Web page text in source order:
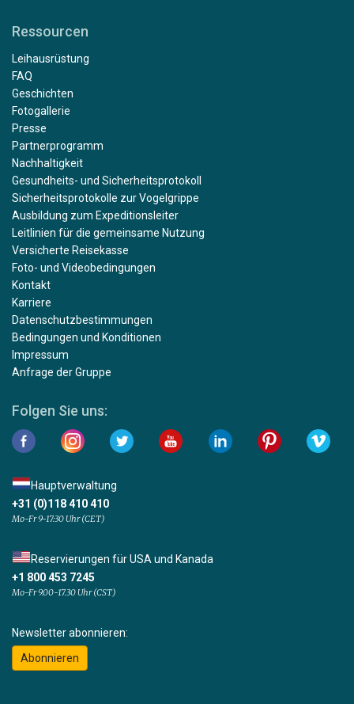
Ressourcen
Leihausrüstung
FAQ
Geschichten
Fotogallerie
Presse
Partnerprogramm
Nachhaltigkeit
Gesundheits- und Sicherheitsprotokoll
Sicherheitsprotokolle zur Vogelgrippe
Ausbildung zum Expeditionsleiter
Leitlinien für die gemeinsame Nutzung
Versicherte Reisekasse
Foto- und Videobedingungen
Kontakt
Karriere
Datenschutzbestimmungen
Bedingungen und Konditionen
Impressum
Anfrage der Gruppe
Folgen Sie uns:
Hauptverwaltung
+31 (0)118 410 410
Mo-Fr 9-17:30 Uhr (CET)
Reservierungen für USA und Kanada
+1 800 453 7245
Mo-Fr 9.00-17.30 Uhr (CST)
Newsletter abonnieren:
Abonnieren